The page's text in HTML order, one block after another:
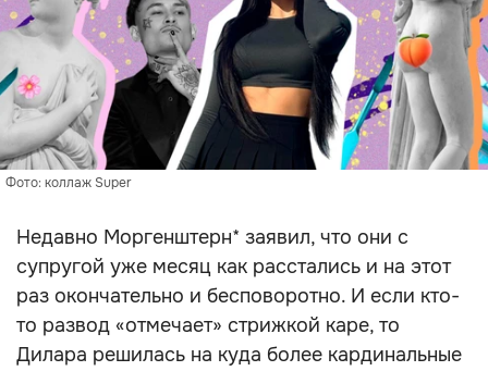
Фото: коллаж Super
Недавно Моргенштерн* заявил, что они с
супругой уже месяц как расстались и на этот
раз окончательно и бесповоротно. И если кто-
то развод «отмечает» стрижкой каре, то
Дилара решилась на куда более кардинальные